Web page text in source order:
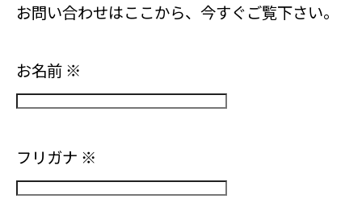
お問い合わせはここから、今すぐご覧下さい。
お名前 ※
フリガナ ※